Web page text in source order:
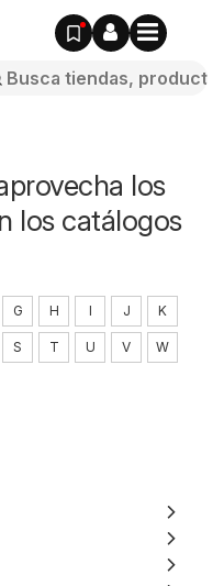
los
los catálogos
G H I J K
S T U V W